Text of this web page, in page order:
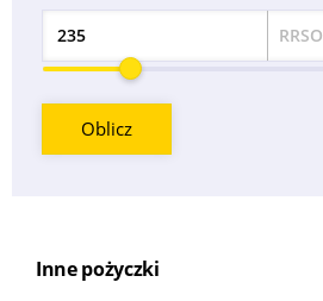
Odsetek RRSO
Oblicz
Inne pożyczki